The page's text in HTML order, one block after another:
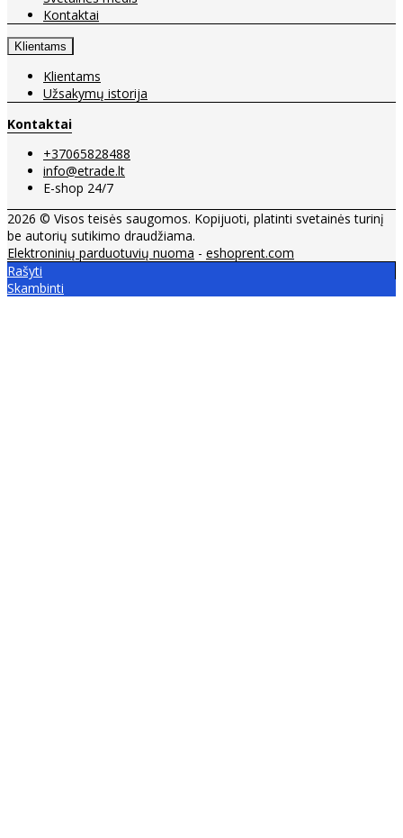
Kontaktai
Klientams
Klientams
Užsakymų istorija
Kontaktai
+37065828488
info@etrade.lt
E-shop 24/7
2026 © Visos teisės saugomos. Kopijuoti, platinti svetainės turinį
be autorių sutikimo draudžiama.
Elektroninių parduotuvių nuoma - eshoprent.com
Rašyti
Skambinti